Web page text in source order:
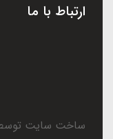
ارتباط با ما
ساخت سایت